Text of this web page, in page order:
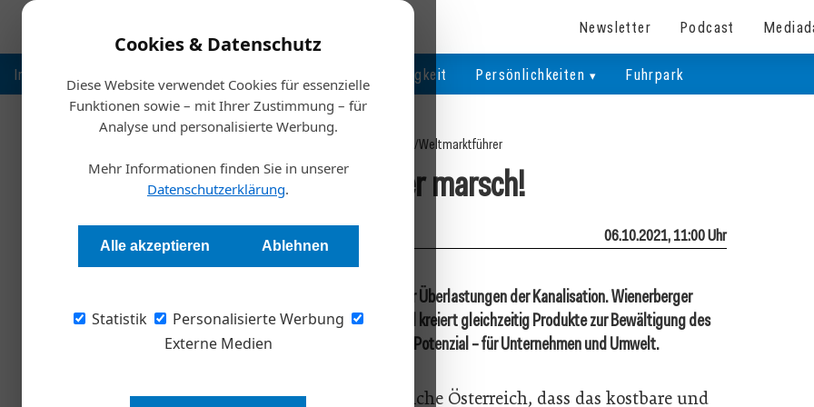
Cookies & Datenschutz
Diese Website verwendet Cookies für essenzielle
Funktionen sowie – mit Ihrer Zustimmung – für
Analyse und personalisierte Werbung.
Mehr Informationen finden Sie in unserer
Datenschutzerklärung.
Alle akzeptieren Ablehnen
Statistik
Personalisierte Werbung
Externe Medien
Newsletter Podcast
Inspiration Nachhaltigkeit Persönlichkeiten Fuhrpark
/Weltmarktführer
Wasser marsch!
Harald Koisser 06.10.2021, 11:00 Uhr
Sintflutartige Regenfälle führen immer häufiger Überlastungen der Kanalisation. Wienerberger
schafft dem Wasser nun neue Abflusswege und kreiert gleichzeitig Produkte zur Bewältigung des
Klimawandels. Ein Geschäftsfeld mit enormem Potenzial – für Unternehmen und Umwelt.
Seit einiger Zeit erlebt das wasserreiche Österreich, dass das kostbare und